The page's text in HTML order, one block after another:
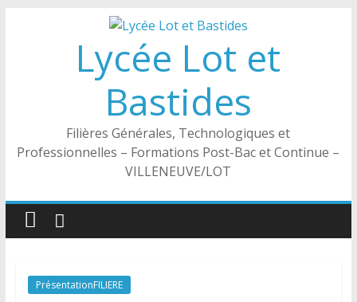
Lycée Lot et
Bastides
Filières Générales, Technologiques et
Professionnelles – Formations Post-Bac et Continue –
VILLENEUVE/LOT
PrésentationFILIERE